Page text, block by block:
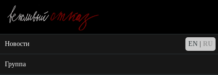
Новости
Группа
EN RU